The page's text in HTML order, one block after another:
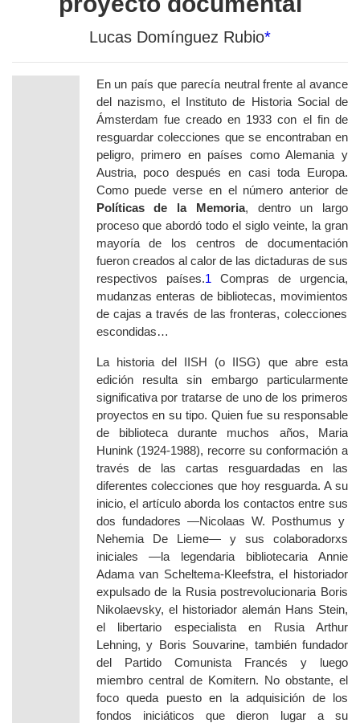
Lucas Domínguez Rubio*
En un país que parecía neutral frente al avance
del nazismo, el Instituto de Historia Social de
Ámsterdam fue creado en 1933 con elfin de
resguardar colecciones que se encontraban en
peligro, primero en países como Alemania y
Austria, poco después en casi toda Europa.
Como puede verse en el número anterior de
Políticas de la Memoria, dentro un largo
proceso que abordó todo el siglo veinte, la gran
mayoría de los centros de documentación
fueron creados al calor de las dictaduras de sus
respectivos países.1 Compras de urgencia,
mudanzas enteras de bibliotecas, movimientos
de cajas a través de las fronteras, colecciones
escondidas…
La historia del IISH (o IISG) que abre esta
edición resulta sin embargo particularmente
significativa por tratarse de uno de los primeros
proyectos ensu tipo. Quien fue su responsable
de biblioteca durante muchos años, Maria
Hunink (1924-1988), recorre su conformación a
través de las cartas resguardadas en las
diferentes colecciones que hoy resguarda. A su
inicio, el artículo aborda los contactos entre sus
dos fundadores —Nicolaas W. Posthumus y
Nehemia De Lieme—y sus colaboradorxs
iniciales —la legendaria bibliotecaria Annie
Adama van Scheltema-Kleefstra, el historiador
expulsado de la Rusia postrevolucionaria Boris
Nikolaevsky, el historiador alemán Hans Stein,
el libertario especialista en Rusia Arthur
Lehning, y Boris Souvarine, también fundador
del Partido Comunista Francés y luego
miembro central de Komitern. No obstante, el
foco queda puesto en la adquisición de los
fondos iniciáticos que dieron lugar a su